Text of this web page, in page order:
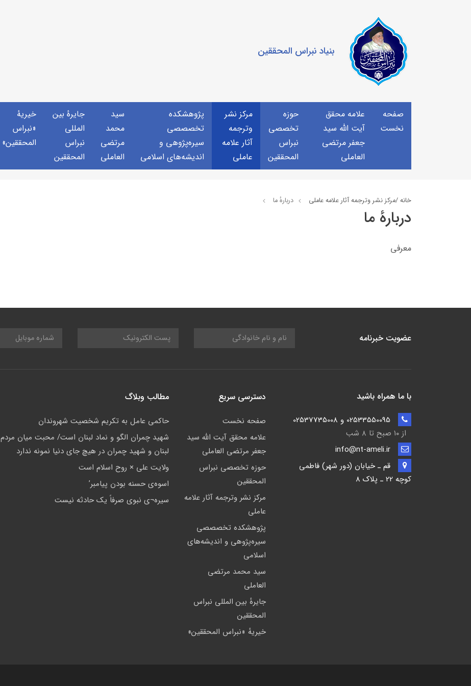
بنیاد نبراس المحققین
صفحه
نخست
علامه محقق
آیت الله سید
جعفر مرتضی
العاملی
حوزه
تخصصی
نبراس
المحققین
مركز نشر
وترجمه
آثار علامه
عاملی
پژوهشكده
تخصصصى
سیره‌پژوهی و
اندیشه‌های اسلامی
سید
محمد
مرتضی
العاملی
جايرهٔ بین
المللی
نبراس
المحققین
خيريهٔ
«نبراس
المحققين»
خانه /مركز نشر وترجمه آثار علامه عاملی دربارهٔ ما
دربارهٔ ما
معرفی
عضویت خبرنامه
با ما همراه باشید
از ۱۰ صبح تا ۸ شب
قم ـ خيابان (دور شهر) فاطمي
كوچه 22 ـ پلاک 8
دسترسی سریع
صفحه نخست
علامه محقق آیت الله سید
جعفر مرتضی العاملی
حوزه تخصصی نبراس
المحققین
مركز نشر وترجمه آثار علامه
عاملی
پژوهشكده تخصصصى
سیره‌پژوهی و اندیشه‌های
اسلامی
سید محمد مرتضی
العاملی
جايرهٔ بین المللی نبراس
المحققین
خيريهٔ «نبراس المحققين»
مطالب وبلاگ
حاکمى عامل به تکريم شخصيت شهروندان
شهید چمران الگو و نماد لبنان است/ محبت میان مردم
لبنان و شهید چمران در هیچ جای دنیا نمونه ندارد
ولايت على × روح اسلام است
اسوه‌ى حسنه بودن پيامبر’
سيره¬ى نبوى صرفاً يک حادثه نيست